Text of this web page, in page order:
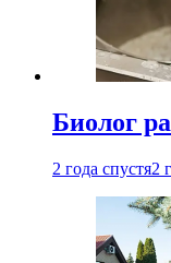
Биолог
2 года спустя2